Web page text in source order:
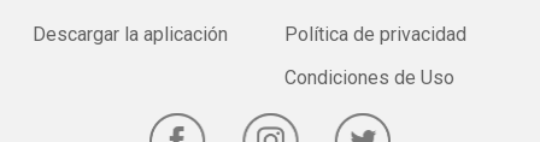
Descargar la aplicación
Política de privacidad
Condiciones de Uso